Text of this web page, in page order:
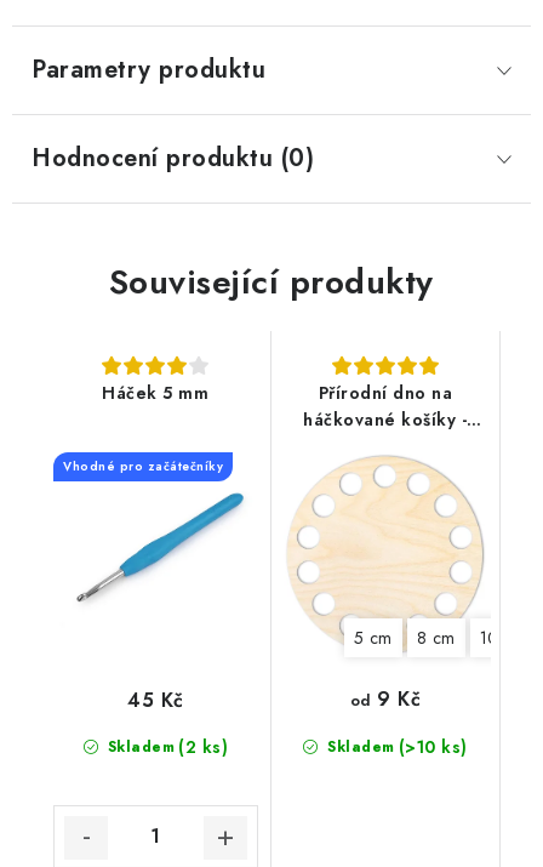
Parametry produktu
Hodnocení produktu (0)
Související produkty
Háček 5 mm
Vhodné pro začátečníky
Skladem (2 ks)
45 Kč
Přírodní dno na
háčkované košíky -
5 cm 8 cm 10 cm
Skladem (>10 ks)
od 9 Kč